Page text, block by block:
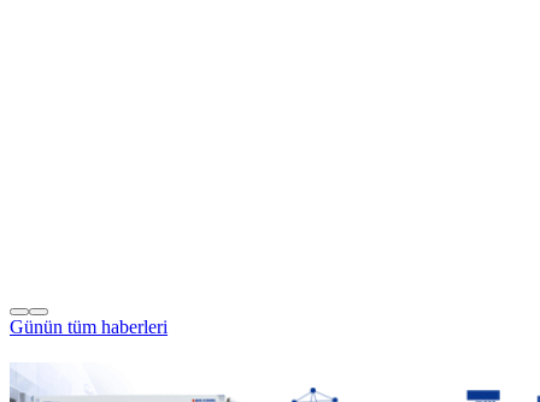
Günün tüm haberleri